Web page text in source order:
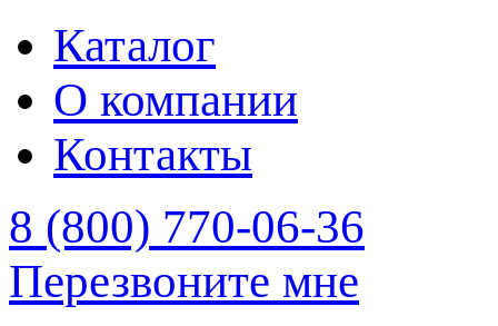
Каталог
О компании
Контакты
8 (800) 770-06-36
Перезвоните мне